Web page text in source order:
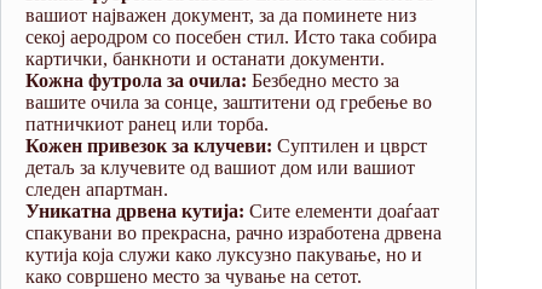
вашиот најважен документ, за да поминете низ
секој аеродром со посебен стил. Исто така собира
картички, банкноти и останати документи.
Кожна футрола за очила: Безбедно место за
вашите очила за сонце, заштитени од гребење во
патничкиот ранец или торба.
Кожен привезок за клучеви: Суптилен и цврст
детаљ за клучевите од вашиот дом или вашиот
следен апартман.
Уникатна дрвена кутија: Сите елементи доаѓаат
спакувани во прекрасна, рачно изработена дрвена
кутија која служи како луксузно пакување, но и
како совршено место за чување на сетот.